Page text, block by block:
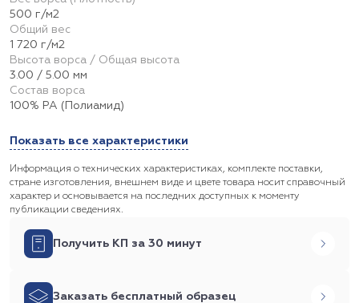
500 г/м2
Общий вес
1 720 г/м2
Высота ворса / Общая высота
3.00 / 5.00 мм
Состав ворса
100% PA (Полиамид)
Показать все характеристики
Информация о технических характеристиках, комплекте поставки,
стране изготовления, внешнем виде и цвете товара носит справочный
характер и основывается на последних доступных к моменту
публикации сведениях.
Получить КП за 30 минут
Заказать бесплатный образец